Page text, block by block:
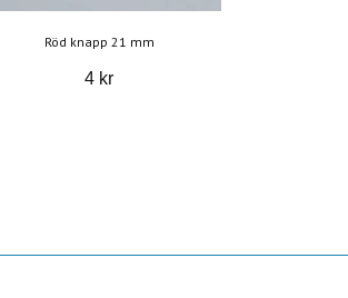
Röd knapp 21 mm
4 kr